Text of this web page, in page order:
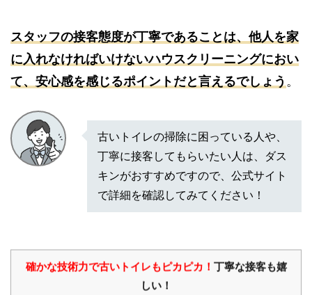
スタッフの接客態度が丁寧であることは、他人を家
に入れなければいけないハウスクリーニングにおい
て、安心感を感じるポイントだと言えるでしょう 。
古いトイレの掃除に困っている人や、
丁寧に接客してもらいたい人は、ダス
キンがおすすめですので、公式サイト
で詳細を確認してみてください！
確かな技術力で古いトイレもピカピカ！ 丁寧な接客も嬉
しい！